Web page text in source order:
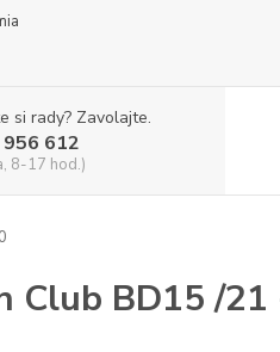
si rady? Zavolajte.
612
8-17 hod.)
Club BD15 /21